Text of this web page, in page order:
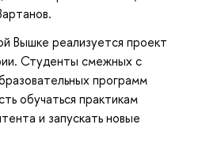
Вышке реализуется проект
Студенты смежных с
программ
обучаться практикам
и запускать новые